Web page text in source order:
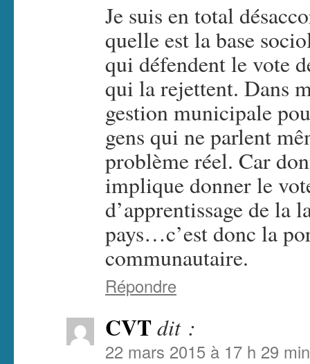
Je suis en total
quelle est la base
qui défendent le vote
qui la rejettent. Dans
gestion municipale
gens qui ne parlent
problème réel. Car
implique donner le
d’apprentissage de la
pays…c’est donc la
communautaire.
Répondre
CVTdit :
22 mars 2015 à 17 h 29 min